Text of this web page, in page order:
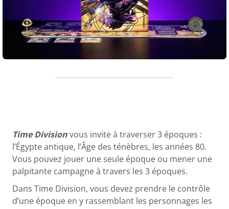
Time Divisionvous invite à traverser 3 époques :
l’Égypte antique, l’Âge des ténèbres, les années 80.
Vous pouvez jouer une seule époque ou mener une
palpitante campagne à travers les 3 époques.
Dans Time Division, vous devez prendre le contrôle
d’une époque en y rassemblant les personnages les